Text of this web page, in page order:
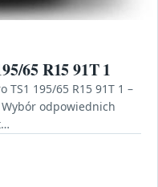
65 R15 91T 1
TS1 195/65 R15 91T 1 –
odpowiednich